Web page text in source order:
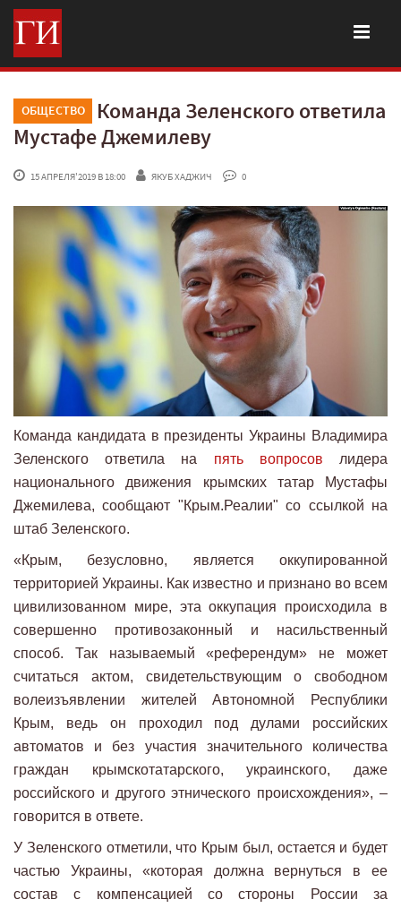
ОБЩЕСТВО
Команда Зеленского ответила
Мустафе Джемилеву
15 АПРЕЛЯ'2019 В 18:00 ЯКУБ ХАДЖИЧ 0
Команда кандидата в президенты Украины Владимира
Зеленского ответила на пять вопросов лидера
национального движения крымских татар Мустафы
Джемилева, сообщают "Крым.Реалии" со ссылкой на
штаб Зеленского.
«Крым, безусловно, является оккупированной
территорией Украины. Как известно и признано во всем
цивилизованном мире, эта оккупация происходила в
совершенно противозаконный и насильственный
способ. Так называемый «референдум» не может
считаться актом, свидетельствующим о свободном
волеизъявлении жителей Автономной Республики
Крым, ведь он проходил под дулами российских
автоматов и без участия значительного количества
граждан крымскотатарского, украинского, даже
российского и другого этнического происхождения», –
говорится в ответе.
У Зеленского отметили, что Крым был, остается и будет
частью Украины, «которая должна вернуться в ее
состав с компенсацией со стороны России за